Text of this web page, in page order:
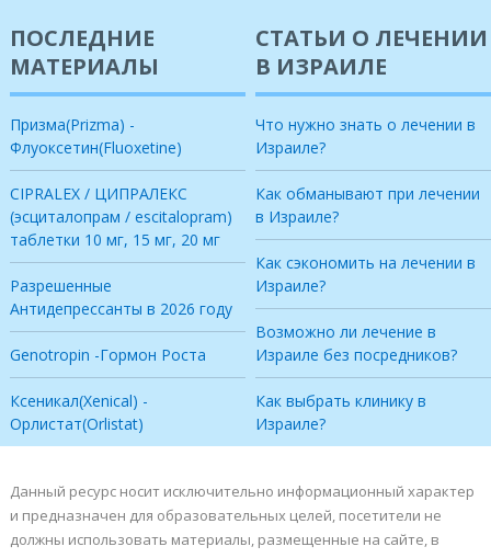
МАТЕРИАЛЫ
Призма(Prizma) -
Флуоксетин(Fluoxetine)
CIPRALEX / ЦИПРАЛЕКС
(эсциталопрам / escitalopram)
таблетки 10 мг, 15 мг, 20 мг
Разрешенные
Антидепрессанты в 2026 году
Genotropin -Гормон Роста
Ксеникал(Xenical) -
Орлистат(Orlistat)
В ИЗРАИЛЕ
Что нужно знать о лечении в
Израиле?
Как обманывают при лечении
в Израиле?
Как сэкономить на лечении в
Израиле?
Возможно ли лечение в
Израиле без посредников?
Как выбрать клинику в
Израиле?
и предназначен для образовательных целей, посетители не
должны использовать материалы, размещенные на сайте, в
качестве медицинских рекомендаций. Все права защищены.